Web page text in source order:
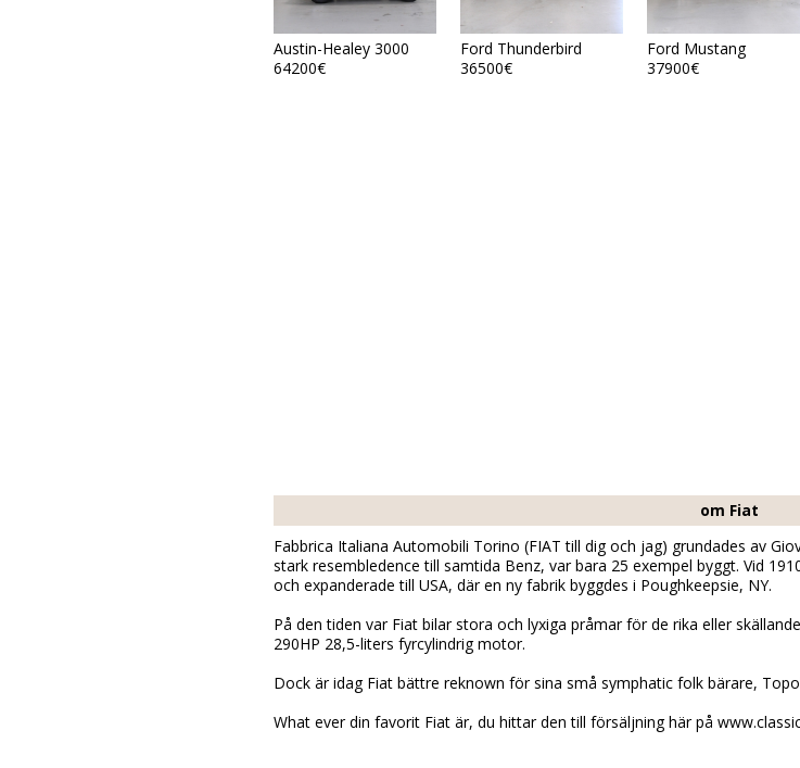
Austin-Healey 3000
64200€
Ford Thunderbird
36500€
Ford Mustang
37900€
om Fiat
Fabbrica Italiana Automobili Torino (FIAT till dig och jag) grundades av
stark resembledence till samtida Benz, var bara 25 exempel byggt. Vid
och expanderade till USA, där en ny fabrik byggdes i Poughkeepsie, NY.
På den tiden var Fiat bilar stora och lyxiga pråmar för de rika eller
290HP 28,5-liters fyrcylindrig motor.
Dock är idag Fiat bättre reknown för sina små symphatic folk bärare,
What ever din favorit Fiat är, du hittar den till försäljning här på